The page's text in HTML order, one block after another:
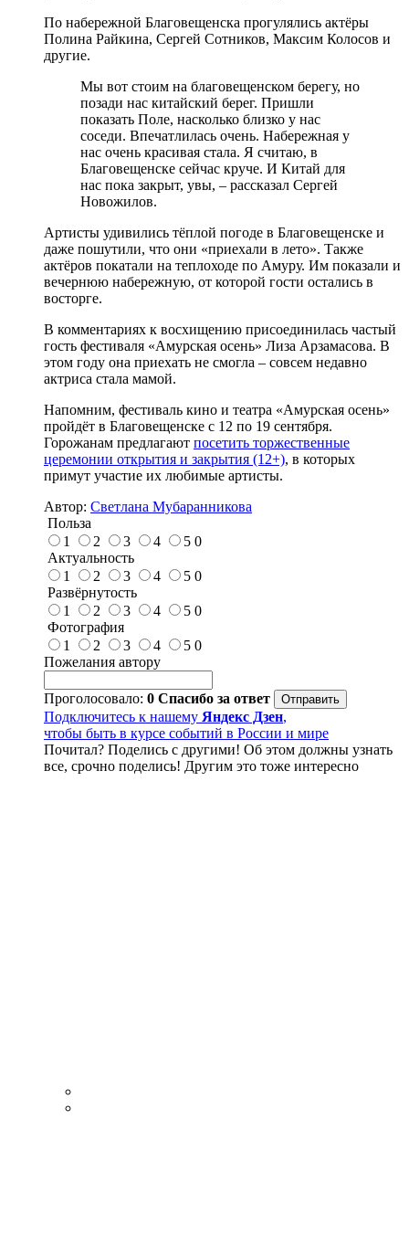
По набережной Благовещенска прогулялись актёры
Полина Райкина, Сергей Сотников, Максим Колосов и
другие.
Мы вот стоим на благовещенском берегу, но
позади нас китайский берег. Пришли
показать Поле, насколько близко у нас
соседи. Впечатлилась очень. Набережная у
нас очень красивая стала. Я считаю, в
Благовещенске сейчас круче. И Китай для
нас пока закрыт, увы, – рассказал Сергей
Новожилов.
Артисты удивились тёплой погоде в Благовещенске и
даже пошутили, что они «приехали в лето». Также
актёров покатали на теплоходе по Амуру. Им показали и
вечернюю набережную, от которой гости остались в
восторге.
В комментариях к восхищению присоединилась частый
гость фестиваля «Амурская осень» Лиза Арзамасова. В
этом году она приехать не смогла – совсем недавно
актриса стала мамой.
Напомним, фестиваль кино и театра «Амурская осень»
пройдёт в Благовещенске с 12 по 19 сентября.
Горожанам предлагают посетить торжественные
церемонии открытия и закрытия (12+), в которых
примут участие их любимые артисты.
Автор: Светлана Мубаранникова
Польза
1
2 3 4 5 0
Актуальность
1
2 3 4 5 0
Развёрнутость
1
2 3 4 5 0
Фотография
1
2 3 4 5 0
Пожелания автору
Проголосовало: 0 Спасибо за ответ
Подключитесь к нашему Яндекс Дзен,
чтобы быть в курсе событий в России и мире
Почитал? Поделись с другими! Об этом должны узнать
все, срочно поделись! Другим это тоже интересно